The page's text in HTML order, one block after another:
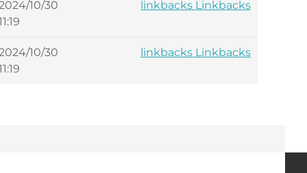
10/30
linkbacks Linkbacks
10/30
linkbacks Linkbacks